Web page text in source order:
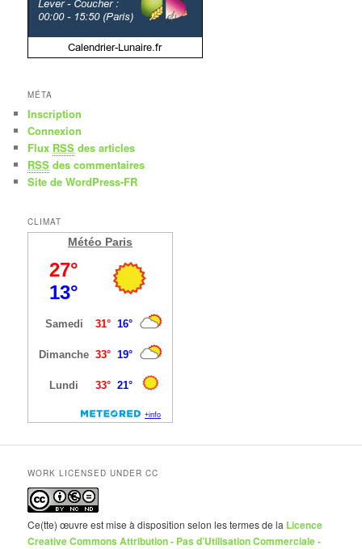
MÉTA
Inscription
Connexion
Flux RSS des articles
RSS des commentaires
Site de WordPress-FR
CLIMAT
Météo Paris
WORK LICENSED UNDER CC
Ce(tte) œuvre est mise à disposition selon les termes de la Licence
Creative Commons Attribution - Pas d’Utilisation Commerciale -